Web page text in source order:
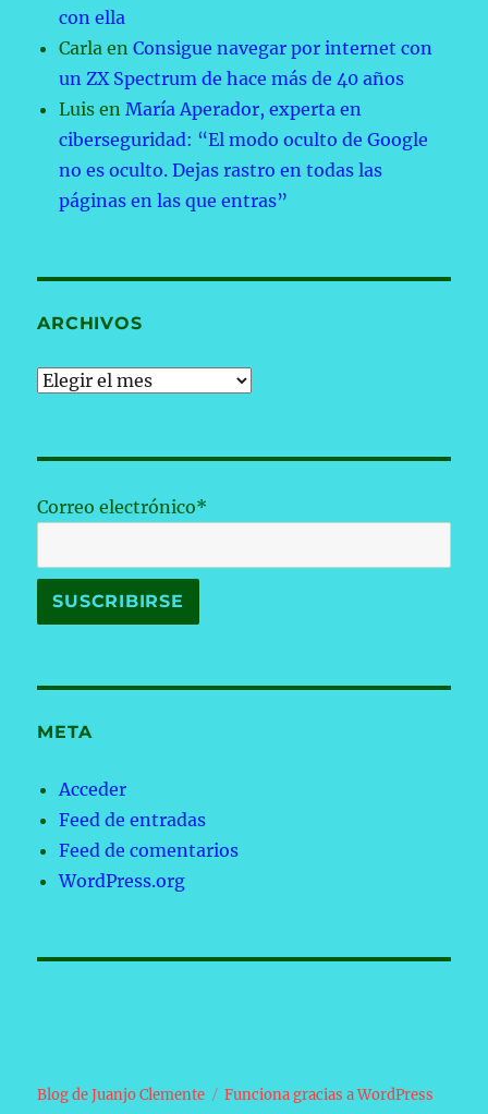
con ella
Carla enConsigue navegar por internet con
un ZX Spectrum de hace más de 40 años
Luis enMaría Aperador, experta en
ciberseguridad: “El modo oculto de Google
no es oculto. Dejas rastro en todas las
páginas en las que entras”
ARCHIVOS
Archivos
Correo electrónico*
META
Acceder
Feed de entradas
Feed de comentarios
WordPress.org
Blog de Juanjo Clemente Funciona gracias a WordPress